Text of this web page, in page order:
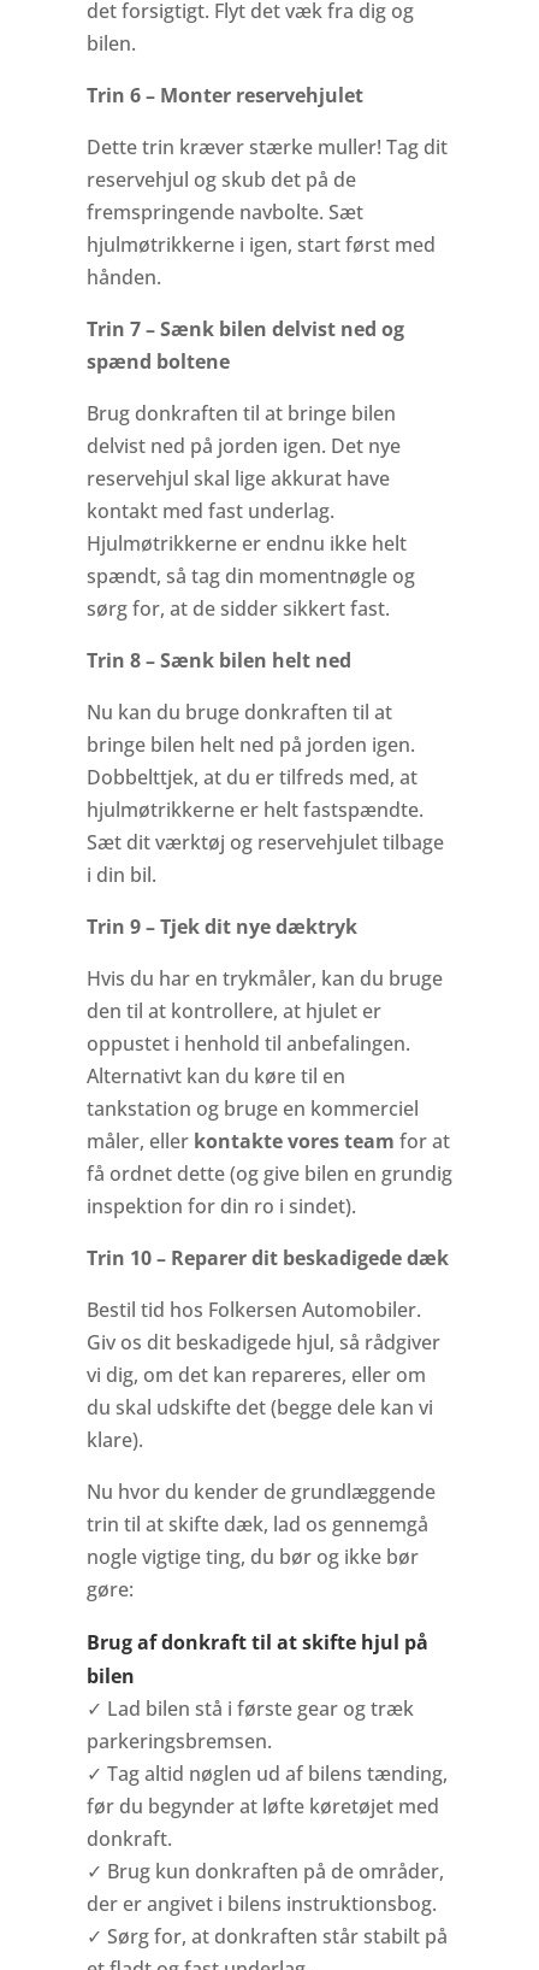
det forsigtigt. Flyt det væk fra dig og
bilen.
Trin 6 – Monter reservehjulet
Dette trin kræver stærke muller! Tag dit
reservehjul og skub det på de
fremspringende navbolte. Sæt
hjulmøtrikkerne i igen, start først med
hånden.
Trin 7 – Sænk bilen delvist ned og
spænd boltene
Brug donkraften til at bringe bilen
delvist ned på jorden igen. Det nye
reservehjul skal lige akkurat have
kontakt med fast underlag.
Hjulmøtrikkerne er endnu ikke helt
spændt, så tag din momentnøgle og
sørg for, at de sidder sikkert fast.
Trin 8 – Sænk bilen helt ned
Nu kan du bruge donkraften til at
bringe bilen helt ned på jorden igen.
Dobbelttjek, at du er tilfreds med, at
hjulmøtrikkerne er helt fastspændte.
Sæt dit værktøj og reservehjulet tilbage
i din bil.
Trin 9 – Tjek dit nye dæktryk
Hvis du har en trykmåler, kan du bruge
den til at kontrollere, at hjulet er
oppustet i henhold til anbefalingen.
Alternativt kan du køre til en
tankstation og bruge en kommerciel
måler, eller kontakte vores team for at
få ordnet dette (og give bilen en grundig
inspektion for din ro i sindet).
Trin 10 – Reparer dit beskadigede dæk
Bestil tid hos Folkersen Automobiler.
Giv os dit beskadigede hjul, så rådgiver
vi dig, om det kan repareres, eller om
du skal udskifte det (begge dele kan vi
klare).
Nu hvor du kender de grundlæggende
trin til at skifte dæk, lad os gennemgå
nogle vigtige ting, du bør og ikke bør
gøre:
Brug af donkraft til at skifte hjul på
bilen
✓ Lad bilen stå i første gear og træk
parkeringsbremsen.
✓ Tag altid nøglen ud af bilens tænding,
før du begynder at løfte køretøjet med
donkraft.
✓ Brug kun donkraften på de områder,
der er angivet i bilens instruktionsbog.
✓ Sørg for, at donkraften står stabilt på